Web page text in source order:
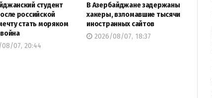
студент
российской
стать моряком
07, 20:44
В Азербайджане задержаны
хакеры, взломавшие тысячи
иностранных сайтов
2026/08/07, 18:37